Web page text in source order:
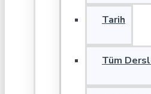
Tarih
Tüm